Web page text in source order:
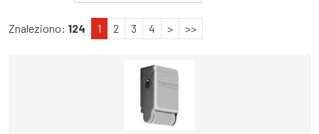
Znaleziono: 124 1 2 3 4 > >>